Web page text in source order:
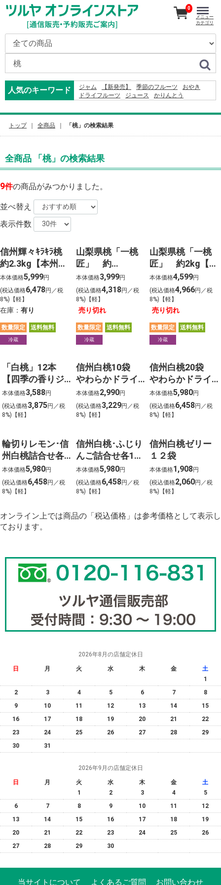
人気のキーワード ジャム 【新発売】 季節のフルーツ
おやき
ドライフルーツ
ジュース
かりんとう
オードブル
コーヒー 2027
りんごかりんとう
カレー
0
メニュー
カテゴリ
トップ 全商品 「桃」の検索結果
全商品 「桃」の検索結果
9件の商品がみつかりました。
並べ替え
表示件数
信州輝々ｷﾗｷﾗ桃
約2.3kg【本州の
み】【発送時期予
定：8月上旬よ
り】
本体価格5,999円
(税込価格6,478円／税
8%)【軽】
在庫： 有り
数量限定 送料無料
冷蔵
山梨県桃「一桃
匠」 約
1.5kg【本州の
み】【発送時期
予定：7月下旬】
本体価格3,999円
(税込価格4,318円／税
8%)【軽】
売り切れ
数量限定 送料無料
冷蔵
山梨県桃「一桃
匠」 約2kg【本
州のみ】【発送
時期予定：7月下
旬】
本体価格4,599円
(税込価格4,966円／税
8%)【軽】
売り切れ
数量限定 送料無料
冷蔵
「白桃」12本
【四季の香りジ
ャム】ご家庭用
段ボール入
本体価格3,588円
(税込価格3,875円／税
8%)【軽】
信州白桃10袋
やわらかドライ
フルーツ
本体価格2,990円
(税込価格3,229円／税
8%)【軽】
信州白桃20袋
やわらかドライ
フルーツ
本体価格5,980円
(税込価格6,458円／税
8%)【軽】
輪切りレモン･信
州白桃詰合せ各
10袋 やわらか
ドライフルーツ
本体価格5,980円
(税込価格6,458円／税
8%)【軽】
信州白桃･ふじり
んご詰合せ各10
袋 やわらかド
ライフルーツ
本体価格5,980円
(税込価格6,458円／税
8%)【軽】
信州白桃ゼリー
１２袋
本体価格1,908円
(税込価格2,060円／税
8%)【軽】
オンライン上では商品の「税込価格」は参考価格として表示し
ております。
2026年8月の店舗定休日
日 月 火 水 木 金
土
1
2
3 4 5 6 7
8
9
10 11 12 13 14
15
16
17 18 19 20 21
22
23
24 25 26 27 28
29
30
31
2026年9月の店舗定休日
日 月 火 水 木 金
土
1
2 3 4
5
6
7 8 9 10 11
12
13
14 15 16 17 18
19
20
21 22 23 24 25
26
27
28 29 30
当サイトについて よくあるご質問 お問い合わせ